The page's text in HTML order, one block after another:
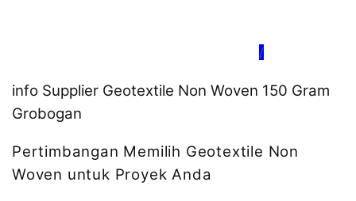
/
info Supplier Geotextile Non Woven 150 Gram
Grobogan
Pertimbangan Memilih Geotextile Non
Woven untuk Proyek Anda